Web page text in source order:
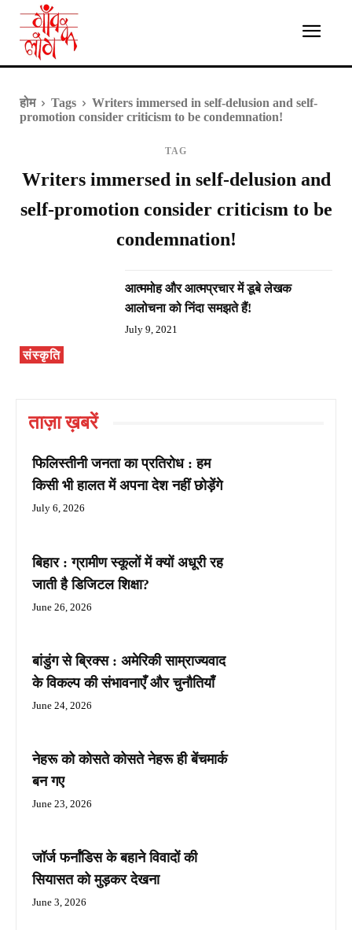
होम Tags
Writers immersed in self-delusion and self-
promotion consider criticism to be condemnation!
TAG
Writers immersed in self-delusion and
self-promotion consider criticism to be
condemnation!
संस्कृति
आत्ममोह और आत्मप्रचार में डूबे लेखक
आलोचना को निंदा समझते हैं!
July 9, 2021
ताज़ा ख़बरें
फिलिस्तीनी जनता का प्रतिरोध : हम
किसी भी हालत में अपना देश नहीं छोड़ेंगे
July 6, 2026
बिहार : ग्रामीण स्कूलों में क्यों अधूरी रह
जाती है डिजिटल शिक्षा?
June 26, 2026
बांडुंग से ब्रिक्स : अमेरिकी साम्राज्यवाद
के विकल्प की संभावनाएँ और चुनौतियाँ
June 24, 2026
नेहरू को कोसते कोसते नेहरू ही बेंचमार्क
बन गए
June 23, 2026
जॉर्ज फर्नांडिस के बहाने विवादों की
सियासत को मुड़कर देखना
June 3, 2026